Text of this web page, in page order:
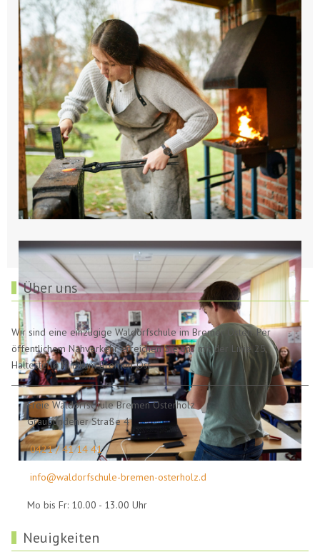
Über uns
Wir sind eine einzügige Waldorfschule im Bremer Osten. Per
öffentlichem Nahverkehr erreichen Sie uns mit der Linie 25,
Haltestelle Klinikum Bremen-Ost.
Freie Waldorfschule Bremen Osterholz
Graubündener Straße 4
0421 / 41 14 41
info@waldorfschule-bremen-osterholz.d
Mo bis Fr: 10.00 - 13.00 Uhr
Neuigkeiten